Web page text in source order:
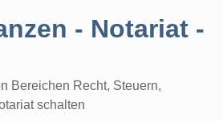
- Notariat -
Bereichen Recht, Steuern,
schalten